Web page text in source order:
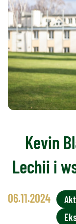
Kevin
Lechii i
06.11.2024